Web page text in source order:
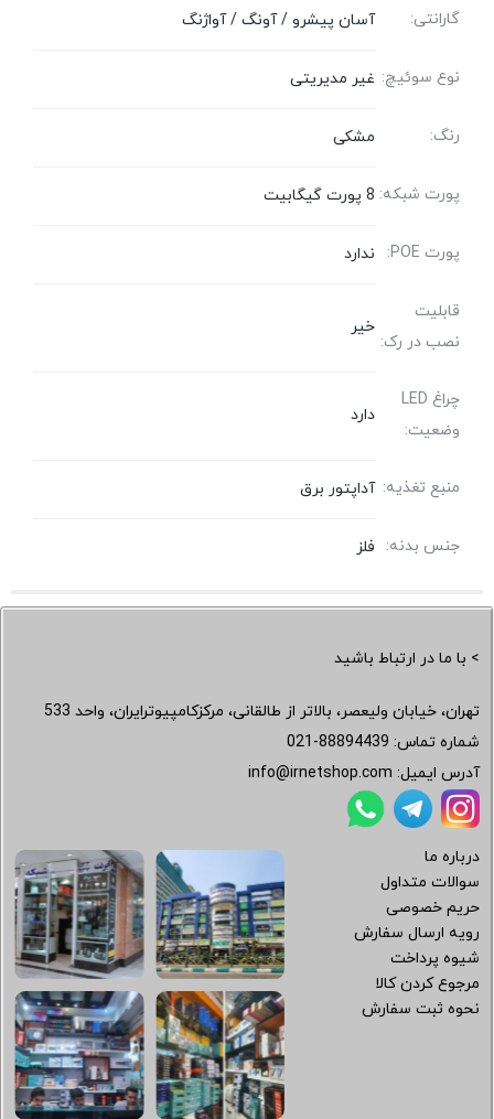
گارانتی: آسان پیشرو / آونگ / آواژنگ
نوع سوئیچ: غیر مدیریتی
رنگ: مشکی
پورت شبکه: 8 پورت گیگابیت
پورت POE: ندارد
قابلیت
نصب در رک:
خیر
چراغ LED
وضعیت:
دارد
منبع تغذیه: آداپتور برق
جنس بدنه: فلز
> با ما در ارتباط باشید
تهران، خیابان ولیعصر، بالاتر از طالقانی، مرکزکامپیوترایران، واحد 533
شماره تماس: 021-88894439
آدرس ایمیل: info@irnetshop.com
درباره ما
سوالات متداول
حریم خصوصی
رویه ارسال سفارش
شیوه پرداخت
مرجوع کردن کالا
نحوه ثبت سفارش